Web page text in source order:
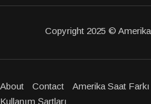
Copyright 2025 ©
About Contact Amerika Saat Farkı
Kullanım Şartları